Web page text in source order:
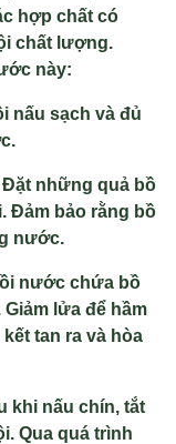
hợp chất có
chất lượng.
này:
nấu sạch và đủ
những quả bồ
Đảm bảo rằng bồ
nước.
nước chứa bồ
lửa để hầm
tan ra và hòa
khi nấu chín, tắt
Qua quá trình